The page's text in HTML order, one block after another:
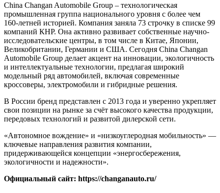
China Changan Automobile Group – технологическая
промышленная группа национального уровня с более чем
160-летней историей. Компания заняла 73 строчку в списке 99
компаний КНР. Она активно развивает собственные научно-
исследовательские центры, в том числе в Китае, Японии,
Великобритании, Германии и США. Сегодня China Changan
Automobile Group делает акцент на инновации, экологичность
и интеллектуальные технологии, предлагая широкий
модельный ряд автомобилей, включая современные
кроссоверы, электромобили и гибридные решения.
В России бренд представлен с 2013 года и уверенно укрепляет
свои позиции на рынке за счёт высокого качества продукции,
передовых технологий и развитой дилерской сети.
«Автономное вождение» и «низкоуглеродная мобильность» —
ключевые направления развития компании,
придерживающейся концепции «энергосбережения,
экологичности и надежности».
Официальный сайт: https://changanauto.ru/